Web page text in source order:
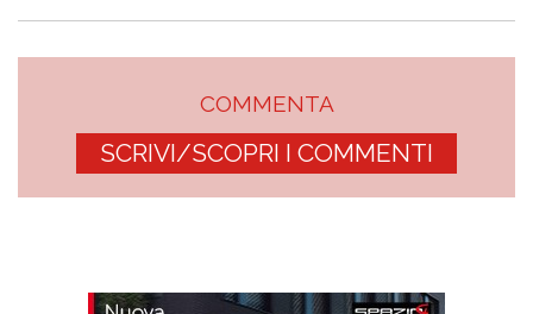
COMMENTA
SCRIVI/SCOPRI I COMMENTI